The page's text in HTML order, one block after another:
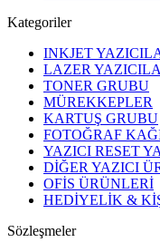
Kategoriler
INKJET
LAZER
TONER GRUBU
MÜREKKEPLER
KARTUŞ GRUBU
FOTOĞRAF
YAZICI RESET
DİĞER YAZICI
OFİS ÜRÜNLERİ
HEDİYELİK &
Sözleşmeler